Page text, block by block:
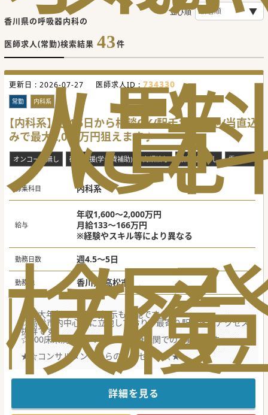
人
検
に
な
覧
履
香川県の呼吸器内科の
医師求人(常勤)検索結果 43件
並び順
更新日 : 2026-07-27 医師求人ID : 734330
常勤 内科系
【内科系】週4.5日から相談OK/駅チカ好立地/当直込
みで最大2,000万円狙えます♪
オンコール無し 研究支援(学会費補助) 高額給与 救急対応なし 電子カルテ
募集科目 内科系
給与
年収1,600～2,000万円
月給133～166万円
※経験やスキル等により異なる
勤務日数 週4.5～5日
勤務地 香川県 高松市
☆最大年収2,000万円提示も可能です。
☆高松市内中心部に立地しており、最寄り駅からもアクセス
抜群です。
☆100床未満のコンパクトな医療機関でのご勤務です。
★☆コンサルタントからのメッセージ☆★
業務拡充に伴う増員のため、新たに常勤の内科医師を募集開
始いたしました。
原則オンコール対応はございません！
お気軽にお問合せ下さい。
#秋入職可
詳細を見る